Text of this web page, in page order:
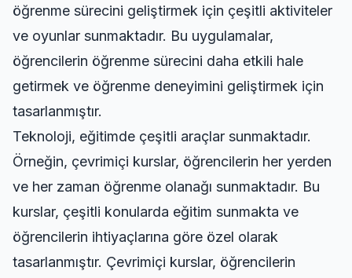
öğrenme sürecini geliştirmek için çeşitli aktiviteler
ve oyunlar sunmaktadır. Bu uygulamalar,
öğrencilerin öğrenme sürecini daha etkili hale
getirmek ve öğrenme deneyimini geliştirmek için
tasarlanmıştır.
Teknoloji, eğitimde çeşitli araçlar sunmaktadır.
Örneğin, çevrimiçi kurslar, öğrencilerin her yerden
ve her zaman öğrenme olanağı sunmaktadır. Bu
kurslar, çeşitli konularda eğitim sunmakta ve
öğrencilerin ihtiyaçlarına göre özel olarak
tasarlanmıştır. Çevrimiçi kurslar, öğrencilerin